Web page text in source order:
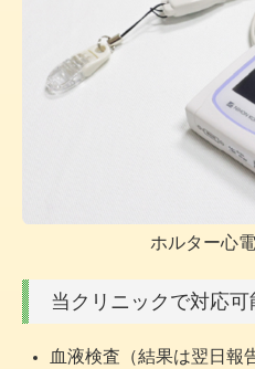
ホルター心
当クリニックで対応可
血液検査（結果は翌日報